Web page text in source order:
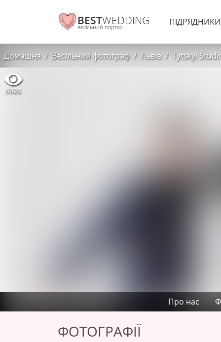
BESTWEDDING
весільний портал
Домашня Весільний фотограф Львів Tytskyi
6928
Про нас
ФОТОГРАФІЇ